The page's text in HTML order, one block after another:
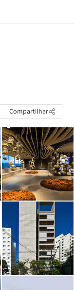
Compartilhar